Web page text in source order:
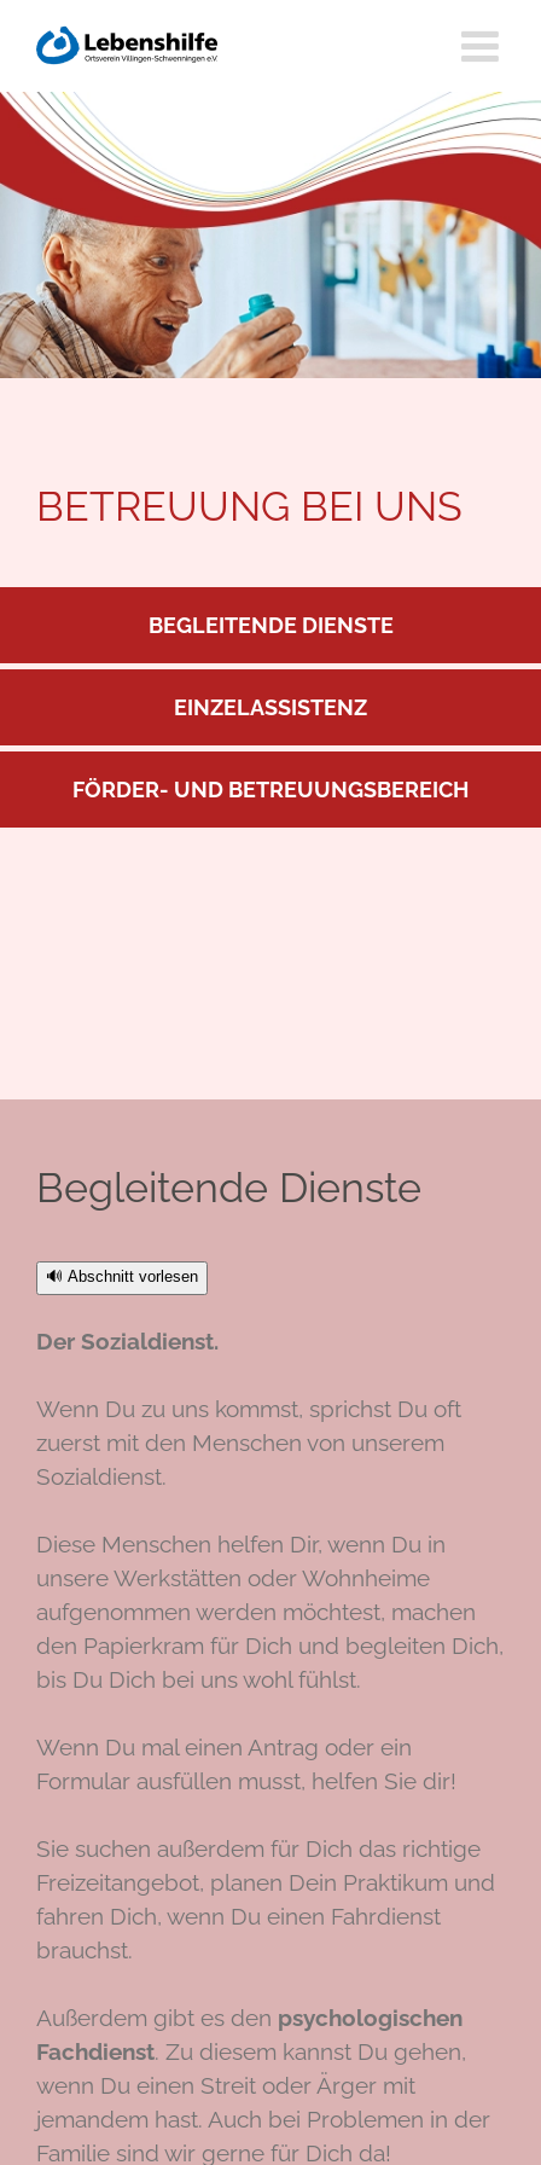
Inhalt
springen
BETREUUNG BEI UNS
BEGLEITENDE DIENSTE
EINZEL­ASSIS­TENZ
FÖRDER- UND BETREUUNGSBEREICH
Begleitende Dienste
🔊 Abschnitt vorlesen
Der Sozialdienst.
Wenn Du zu uns kommst, sprichst Du oft
zuerst mit den Menschen von unserem
Sozialdienst.
Diese Menschen helfen Dir, wenn Du in
unsere Werkstätten oder Wohnheime
aufgenommen werden möchtest, machen
den Papierkram für Dich und begleiten Dich,
bis Du Dich bei uns wohl fühlst.
Wenn Du mal einen Antrag oder ein
Formular ausfüllen musst, helfen Sie dir!
Sie suchen außerdem für Dich das richtige
Freizeitangebot, planen Dein Praktikum und
fahren Dich, wenn Du einen Fahrdienst
brauchst.
Außerdem gibt es den psychologischen
Fachdienst. Zu diesem kannst Du gehen,
wenn Du einen Streit oder Ärger mit
jemandem hast. Auch bei Problemen in der
Familie sind wir gerne für Dich da!